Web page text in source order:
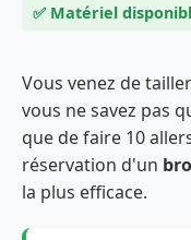
✅ Matériel
Vous venez de
vous ne savez pas
que de faire 10
réservation d'un
la plus efficace.